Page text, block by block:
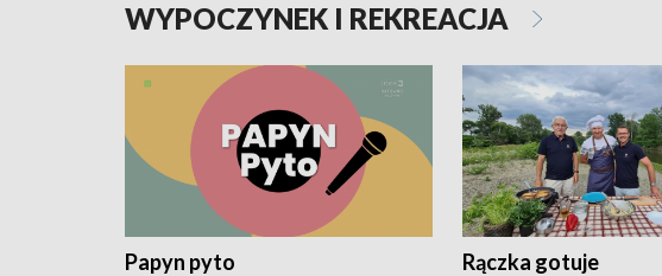
WYPOCZYNEK I REKREACJA
Papyn pyto Rączka gotuje